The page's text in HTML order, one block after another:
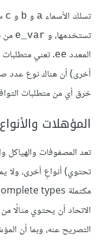
تسلك الأسماء a و b و c
تستخدمها، و e_var من
المعدد ee. تعني متطلبات
أخرى) أن هناك نوع عدد
خرق أي من متطلبات
المؤهلات
تحتوي) أنواعٍ أخرى، ولا
الاتحاد أن يحتوي مثالًا
التصريح عنه، وبما أن